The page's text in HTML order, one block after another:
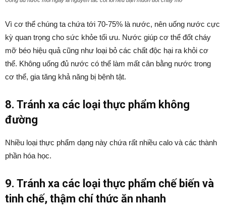
Vì cơ thể chúng ta chứa tới 70-75% là nước, nên uống nước cực
kỳ quan trọng cho sức khỏe tối ưu. Nước giúp cơ thể đốt cháy
mỡ béo hiệu quả cũng như loại bỏ các chất độc hại ra khỏi cơ
thể. Không uống đủ nước có thể làm mất cân bằng nước trong
cơ thể, gia tăng khả năng bị bệnh tật.
8. Tránh xa các loại thực phẩm không
đường
Nhiều loại thực phẩm dạng này chứa rất nhiều calo và các thành
phần hóa học.
9. Tránh xa các loại thực phẩm chế biến và
tinh chế, thậm chí thức ăn nhanh